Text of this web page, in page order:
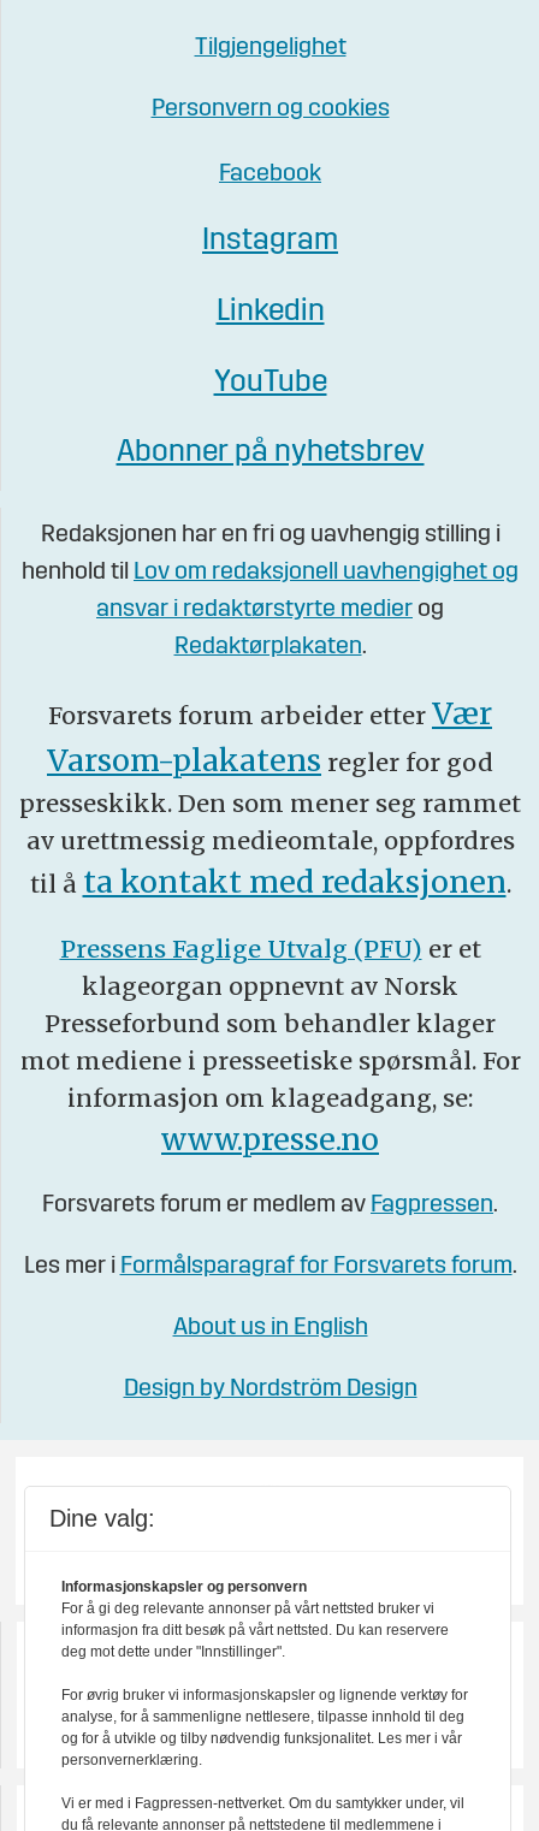
Tilgjengelighet
Personvern og cookies
Facebook
Instagram
Linkedin
YouTube
Abonner på nyhetsbrev
Redaksjonen har en fri og uavhengig stilling i
henhold til Lov om redaksjonell uavhengighet og
ansvar i redaktørstyrte medier og
Redaktørplakaten.
Forsvarets forum arbeider etter Vær
Varsom-plakatens regler for god
presseskikk. Den som mener seg rammet
av urettmessig medieomtale, oppfordres
til å ta kontakt med redaksjonen.
Pressens Faglige Utvalg (PFU) er et
klageorgan oppnevnt av Norsk
Presseforbund som behandler klager
mot mediene i presseetiske spørsmål. For
informasjon om klageadgang, se:
www.presse.no
Forsvarets forum er medlem av Fagpressen.
Les mer i Formålsparagraf for Forsvarets forum.
About us in English
Design by Nordström Design
Dine valg:
Informasjonskapsler og personvern
For å gi deg relevante annonser på vårt nettsted bruker vi
informasjon fra ditt besøk på vårt nettsted. Du kan reservere
deg mot dette under "Innstillinger".
For øvrig bruker vi informasjonskapsler og lignende verktøy for
analyse, for å sammenligne nettlesere, tilpasse innhold til deg
og for å utvikle og tilby nødvendig funksjonalitet. Les mer i vår
personvernerklæring.
Vi er med i Fagpressen-nettverket. Om du samtykker under, vil
du få relevante annonser på nettstedene til medlemmene i